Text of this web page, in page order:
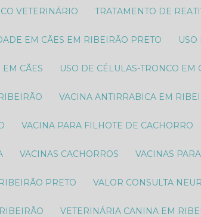
VETERINÁRIO TRATAMENTO DE
EM CÃES EM RIBEIRÃO PRETO
EM CÃES USO DE CÉLULAS-TRONCO EM
VACINA ANTIRRABICA EM
VACINA PARA FILHOTE DE CACHORRO
VACINAS CACHORROS VACINAS
PRETO VALOR CONSULTA
VETERINÁRIA CANINA EM